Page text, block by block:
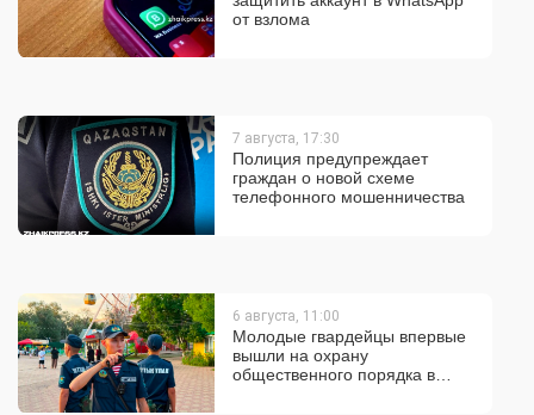
от взлома
7 августа, 17:30
Полиция предупреждает
граждан о новой схеме
телефонного мошенничества
6 августа, 11:00
Молодые гвардейцы впервые
вышли на охрану
общественного порядка в